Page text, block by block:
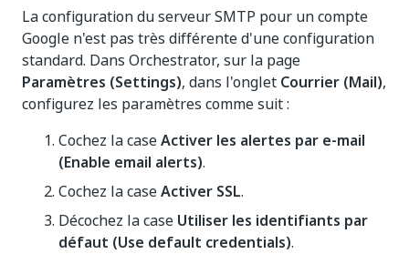
La configuration du serveur SMTP pour un compte
Google n'est pas très différente d'une configuration
standard. Dans Orchestrator, sur la page
Paramètres (Settings), dans l'onglet Courrier (Mail),
configurez les paramètres comme suit :
Cochez la caseActiver les alertes par e-mail
(Enable email alerts).
Cochez la caseActiver SSL.
Décochez la case Utiliser les identifiants par
défaut (Use default credentials).